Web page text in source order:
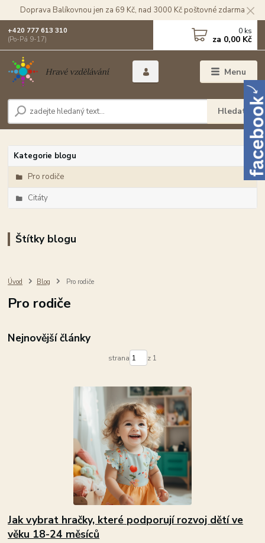
Doprava Balíkovnou jen za 69 Kč, nad 3000 Kč poštovné zdarma
Menu
Hledat
+420 777 613 310
(Po-Pá 9-17)
0 ks
za 0,00 Kč
Kategorie blogu
Pro rodiče
Citáty
Štítky blogu
Úvod Blog Pro rodiče
Pro rodiče
Nejnovější články
strana z 1
Jak vybrat hračky, které podporují rozvoj dětí ve
věku 18-24 měsíců